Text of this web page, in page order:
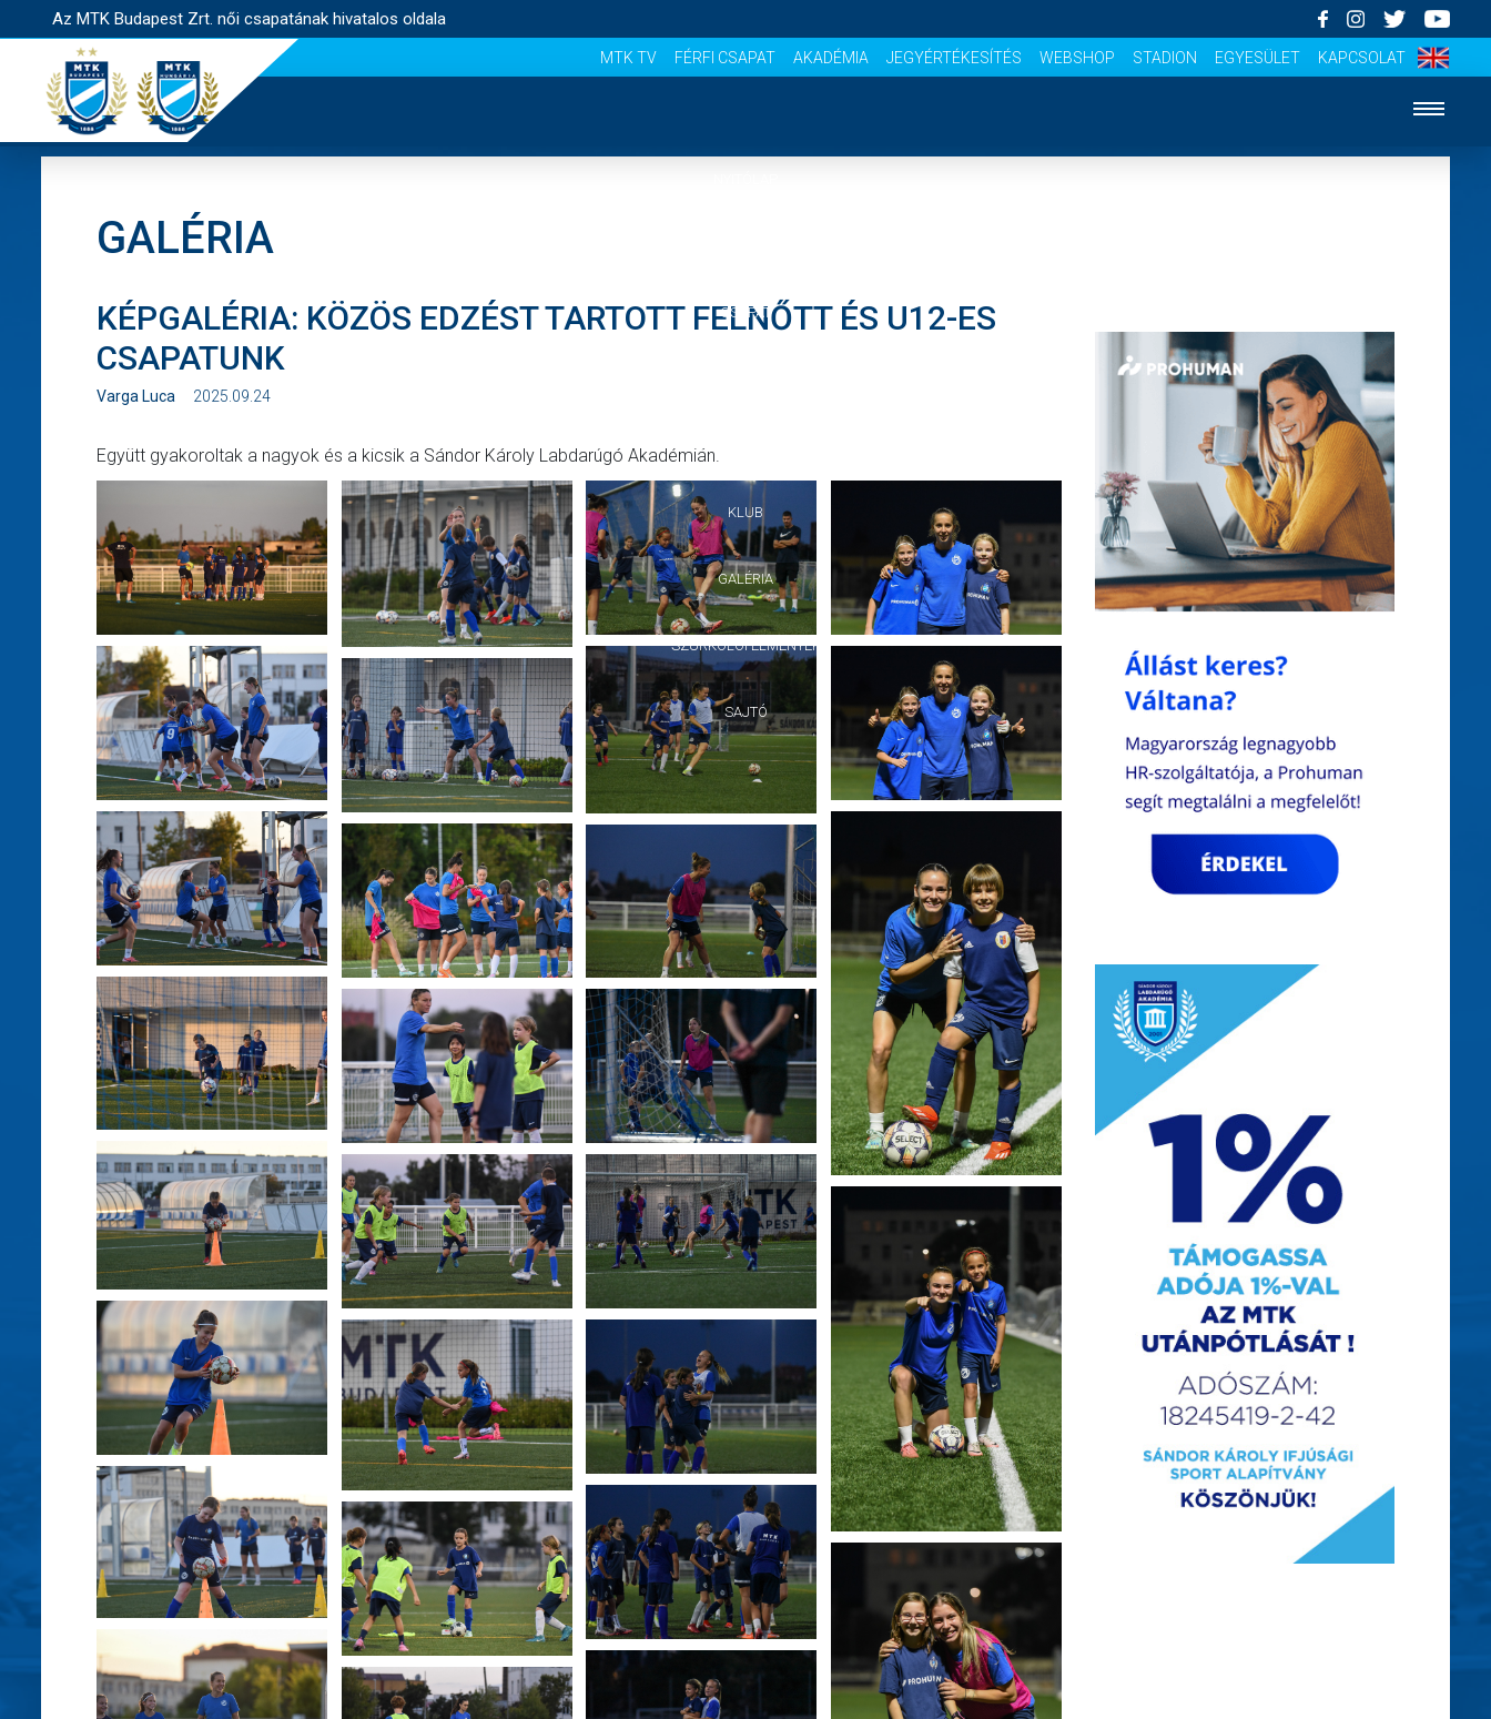
Az MTK Budapest Zrt. női csapatának hivatalos oldala
MTK TV FÉRFI CSAPAT AKADÉMIA JEGYÉRTÉKESÍTÉS WEBSHOP STADION EGYESÜLET KAPCSOLAT
CSAPAT
JELENTKEZÉS
KLUB
GALÉRIA
SZURKOLÓI ÉLMÉNYEK
SAJTÓ
GALÉRIA
KÉPGALÉRIA: KÖZÖS EDZÉST TARTOTT FELNŐTT ÉS U12-ES
CSAPATUNK
Varga Luca 2025.09.24
Együtt gyakoroltak a nagyok és a kicsik a Sándor Károly Labdarúgó Akadémián.